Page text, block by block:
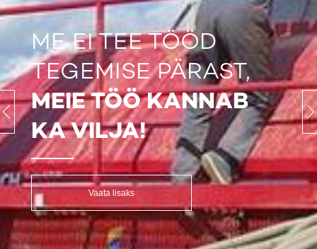
ME EI TEE TÖÖD
TEGEMISE PÄRAST,
MEIE TÖÖ KANNAB
KA VILJA!
Vaata lisaks